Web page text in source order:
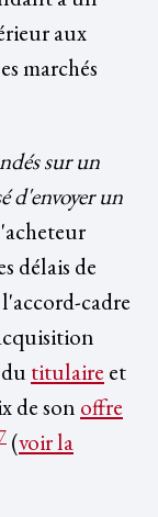
aux
marchés
sur un
d'envoyer un
délais de
cadre
titulaire et
de son offre
(voir la